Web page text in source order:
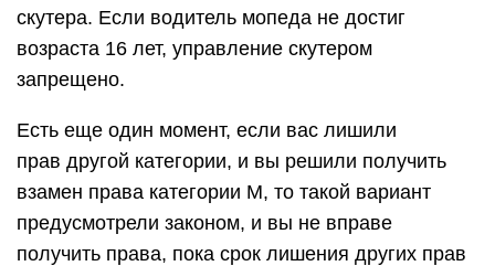
скутера. Если водитель мопеда не достиг
возраста 16 лет, управление скутером
запрещено.
Есть еще один момент, если вас лишили
прав другой категории, и вы решили получить
взамен права категории М, то такой вариант
предусмотрели законом, и вы не вправе
получить права, пока срок лишения других прав